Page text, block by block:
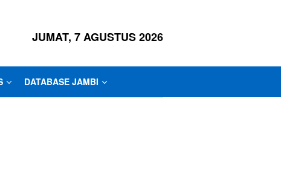
JUMAT, 7 AGUSTUS 2026
DATABASE JAMBI